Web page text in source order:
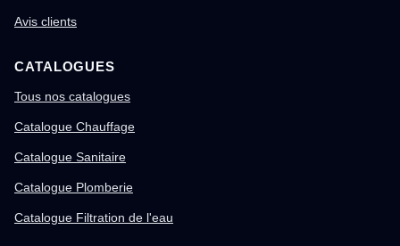
Avis clients
CATALOGUES
Tous nos catalogues
Catalogue Chauffage
Catalogue Sanitaire
Catalogue Plomberie
Catalogue Filtration de l'eau